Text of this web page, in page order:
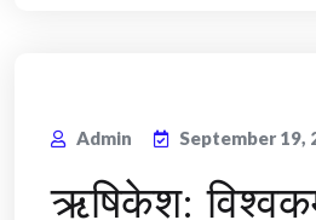
Admin September 19,
ऋषिकेश: